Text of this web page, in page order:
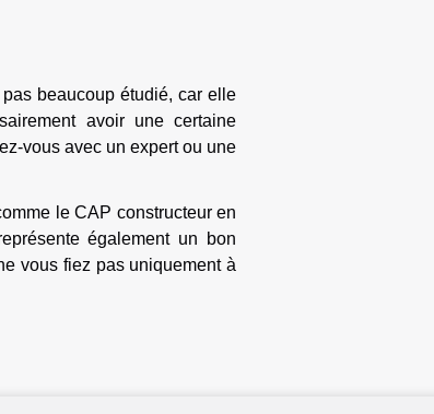
pas beaucoup étudié, car elle
avoir une certaine
vous avec un expert ou une
le CAP constructeur en
également un bon
vous fiez pas uniquement à